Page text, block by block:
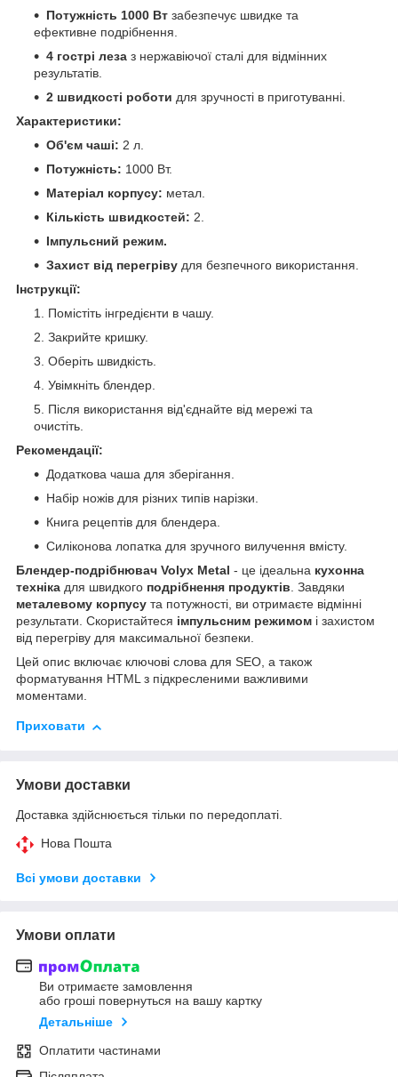
Потужність 1000 Вт забезпечує швидке та
ефективне подрібнення.
4 гострі леза з нержавіючої сталі для відмінних
результатів.
2 швидкості роботи для зручності в приготуванні.
Характеристики:
Об'єм чаші: 2 л.
Потужність: 1000 Вт.
Матеріал корпусу: метал.
Кількість швидкостей: 2.
Імпульсний режим.
Захист від перегріву для безпечного використання.
Інструкції:
Помістіть інгредієнти в чашу.
Закрийте кришку.
Оберіть швидкість.
Увімкніть блендер.
Після використання від'єднайте від мережі та
очистіть.
Рекомендації:
Додаткова чаша для зберігання.
Набір ножів для різних типів нарізки.
Книга рецептів для блендера.
Силіконова лопатка для зручного вилучення вмісту.
Блендер-подрібнювач Volyx Metal - це ідеальна кухонна
техніка для швидкого подрібнення продуктів. Завдяки
металевому корпусу та потужності, ви отримаєте відмінні
результати. Скористайтеся імпульсним режимом і захистом
від перегріву для максимальної безпеки.
Цей опис включає ключові слова для SEO, а також
форматування HTML з підкресленими важливими
моментами.
Приховати
Умови доставки
Доставка здійснюється тільки по передоплаті.
Нова Пошта
Всі умови доставки
Умови оплати
Ви отримаєте замовлення
або гроші повернуться на вашу картку
Детальніше
Оплатити частинами